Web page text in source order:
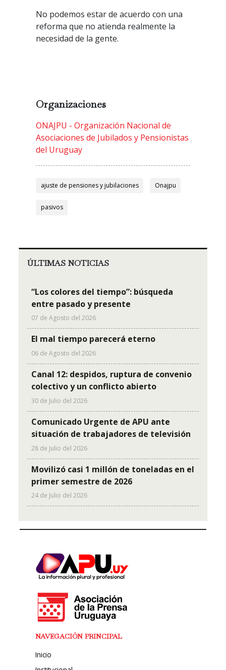
No podemos estar de acuerdo con una
reforma que no atienda realmente la
necesidad de la gente.
Organizaciones
ONAJPU - Organización Nacional de
Asociaciones de Jubilados y Pensionistas
del Uruguay
ajuste de pensiones y jubilaciones Onajpu
pasivos
ÚLTIMAS NOTICIAS
“Los colores del tiempo”: búsqueda
entre pasado y presente
07 de Agosto del 2026
El mal tiempo parecerá eterno
06 de Agosto del 2026
Canal 12: despidos, ruptura de convenio
colectivo y un conflicto abierto
30 de Julio del 2026
Comunicado Urgente de APU ante
situación de trabajadores de televisión
28 de Julio del 2026
Movilizó casi 1 millón de toneladas en el
primer semestre de 2026
24 de Julio del 2026
NAVEGACIÓN PRINCIPAL
Inicio